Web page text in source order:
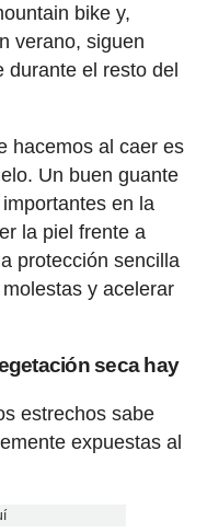
bike y,
verano, siguen
durante el resto del
hacemos al caer es
Un buen guante
en la
la piel frente a
protección sencilla
y acelerar
seca hay
estrechos sabe
expuestas al